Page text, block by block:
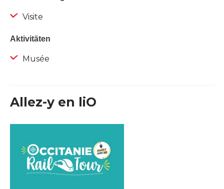
Visite
Aktivitäten
Musée
Allez-y en liO